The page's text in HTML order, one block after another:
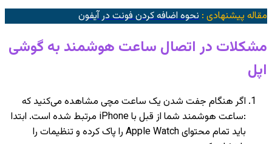
مقاله پیشنهادی : نحوه اضافه کردن فونت در آیفون
مشکلات در اتصال ساعت هوشمند به گوشی
اپل
اگر هنگام جفت شدن یک ساعت مچی مشاهده می‌کنید که
:ساعت هوشمند شما از قبل با iPhone مرتبط شده است. ابتدا
باید تمام محتوای Apple Watch را پاک کرده و تنظیمات را